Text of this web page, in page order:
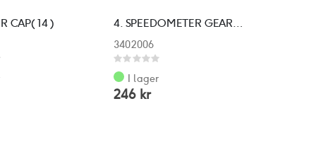
CAP( 14 ) 4. SPEEDOMETER GEAR COMP.
3402006
Rating:
0%
I lager
246 kr